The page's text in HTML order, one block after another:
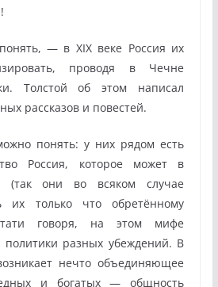
— в ХIХ веке Россия их
проводя в Чечне
Толстой об этом написал
рассказов и повестей.
понять: у них рядом есть
Россия, которое может в
(так они во всяком случае
их только что обретённому
говоря, на этом мифе
политики разных убеждений. В
нечто объединяющее
и богатых — общность